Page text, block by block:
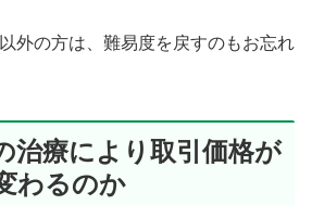
外の方は、難易度を戻すのもお忘れ
治療により取引価格が
わるのか